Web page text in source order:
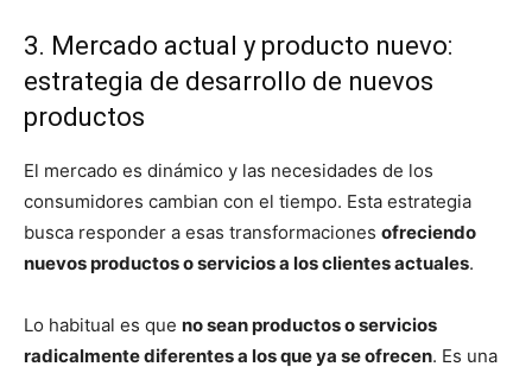
3. Mercado actual y producto nuevo:
estrategia de desarrollo de nuevos
productos
El mercado es dinámico y las necesidades de los
consumidores cambian con el tiempo. Esta estrategia
busca responder a esas transformaciones ofreciendo
nuevos productos o servicios a los clientes actuales.
Lo habitual es que no sean productos o servicios
radicalmente diferentes a los que ya se ofrecen. Es una